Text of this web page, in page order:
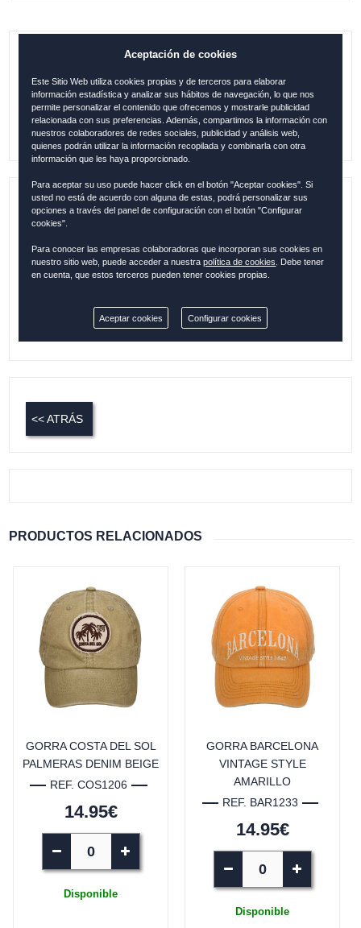
GORRA MENORCA ORIGINAL ZAFIRO
0.00€
Referencia: MEN1223
Colección: MENORCA
<< ATRÁS
PRODUCTOS RELACIONADOS
GORRA COSTA DEL SOL
PALMERAS DENIM BEIGE
REF. COS1206
14.95€
Disponible
GORRA BARCELONA
VINTAGE STYLE
AMARILLO
REF. BAR1233
14.95€
Disponible
Aceptación de cookies
Este Sitio Web utiliza cookies propias y de terceros para elaborar
información estadística y analizar sus hábitos de navegación, lo que nos
permite personalizar el contenido que ofrecemos y mostrarle publicidad
relacionada con sus preferencias. Además, compartimos la información con
nuestros colaboradores de redes sociales, publicidad y análisis web,
quienes podrán utilizar la información recopilada y combinarla con otra
información que les haya proporcionado.
Para aceptar su uso puede hacer click en el botón "Aceptar cookies". Si
usted no está de acuerdo con alguna de estas, podrá personalizar sus
opciones a través del panel de configuración con el botón "Configurar
cookies".
Para conocer las empresas colaboradoras que incorporan sus cookies en
nuestro sitio web, puede acceder a nuestrapolítica de cookies
. Debe tener
en cuenta, que estos terceros pueden tener cookies propias.
Aceptar cookies Configurar cookies